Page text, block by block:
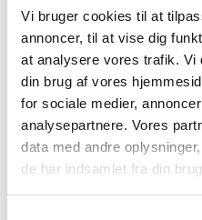
Vi bruger cookies til at
annoncer, til at vise dig
at analysere vores trafik. Vi
din brug af vores
for sociale medier,
analysepartnere. Vores
data med andre
de har indsamlet fra din